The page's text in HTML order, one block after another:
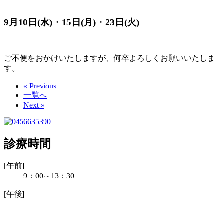
9月10日(水)・15日(月)・23日(火)
ご不便をおかけいたしますが、何卒よろしくお願いいたしま
す。
« Previous
一覧へ
Next »
診療時間
[午前]
9：00～13：30
[午後]